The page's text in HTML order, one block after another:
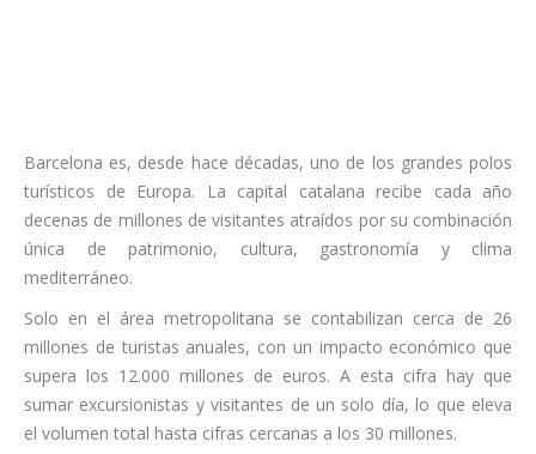
Barcelona es, desde hace décadas, uno de los grandes polos
turísticos de Europa. La capital catalana recibe cada año
decenas de millones de visitantes atraídos por su combinación
única de patrimonio, cultura, gastronomía y clima
mediterráneo.
Solo en el área metropolitana se contabilizan cerca de 26
millones de turistas anuales, con un impacto económico que
supera los 12.000 millones de euros. A esta cifra hay que
sumar excursionistas y visitantes de un solo día, lo que eleva
el volumen total hasta cifras cercanas a los 30 millones.